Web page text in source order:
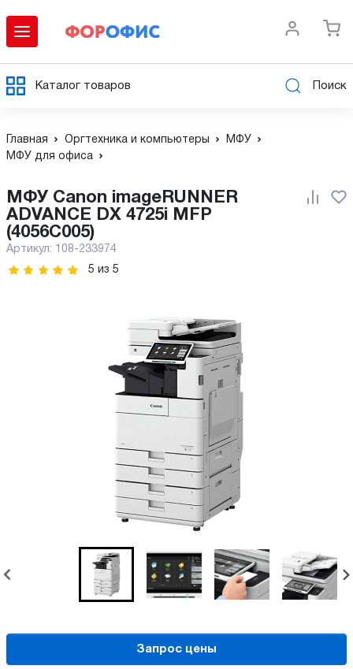
Каталог товаров Поиск
Главная Оргтехника и компьютеры
МФУ
МФУ для офиса
МФУ Canon imageRUNNER
ADVANCE DX 4725i MFP
(4056C005)
Артикул: 108-233974
5 из 5
Запрос цены